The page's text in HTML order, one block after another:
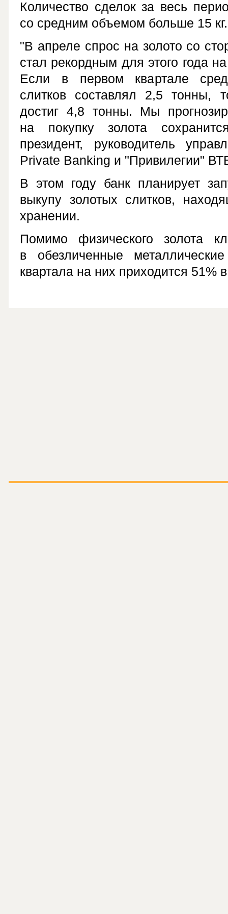
Количество сделок за весь
со средним объемом больше 15 кг.
"В апреле спрос на золото со
стал рекордным для этого года
Если в первом квартале
слитков составлял 2,5 тонны,
достиг 4,8 тонны. Мы
на покупку золота
президент, руководитель
Private Banking и "Привилегии"
В этом году банк планирует
выкупу золотых слитков,
хранении.
Помимо физического золота
в обезличенные
квартала на них приходится